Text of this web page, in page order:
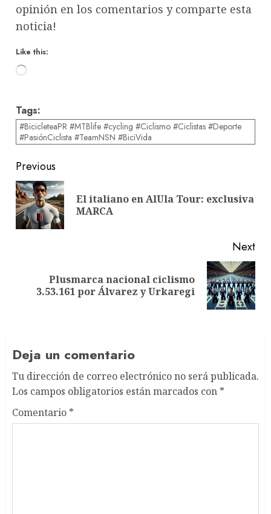
opinión en los comentarios y comparte esta
noticia!
Like this:
Loading…
Tags:
#BicicleteaPR #MTBlife #cycling #Ciclismo #Ciclistas #Deporte
#PasiónCiclista #TeamNSN #BiciVida
Post
navigation
Previous
El italiano en AlUla Tour: exclusiva
MARCA
Next
post:
Plusmarca nacional ciclismo
3.53.161 por Álvarez y Urkaregi
Deja un comentario
Tu dirección de correo electrónico no será publicada.
Los campos obligatorios están marcados con *
Comentario *